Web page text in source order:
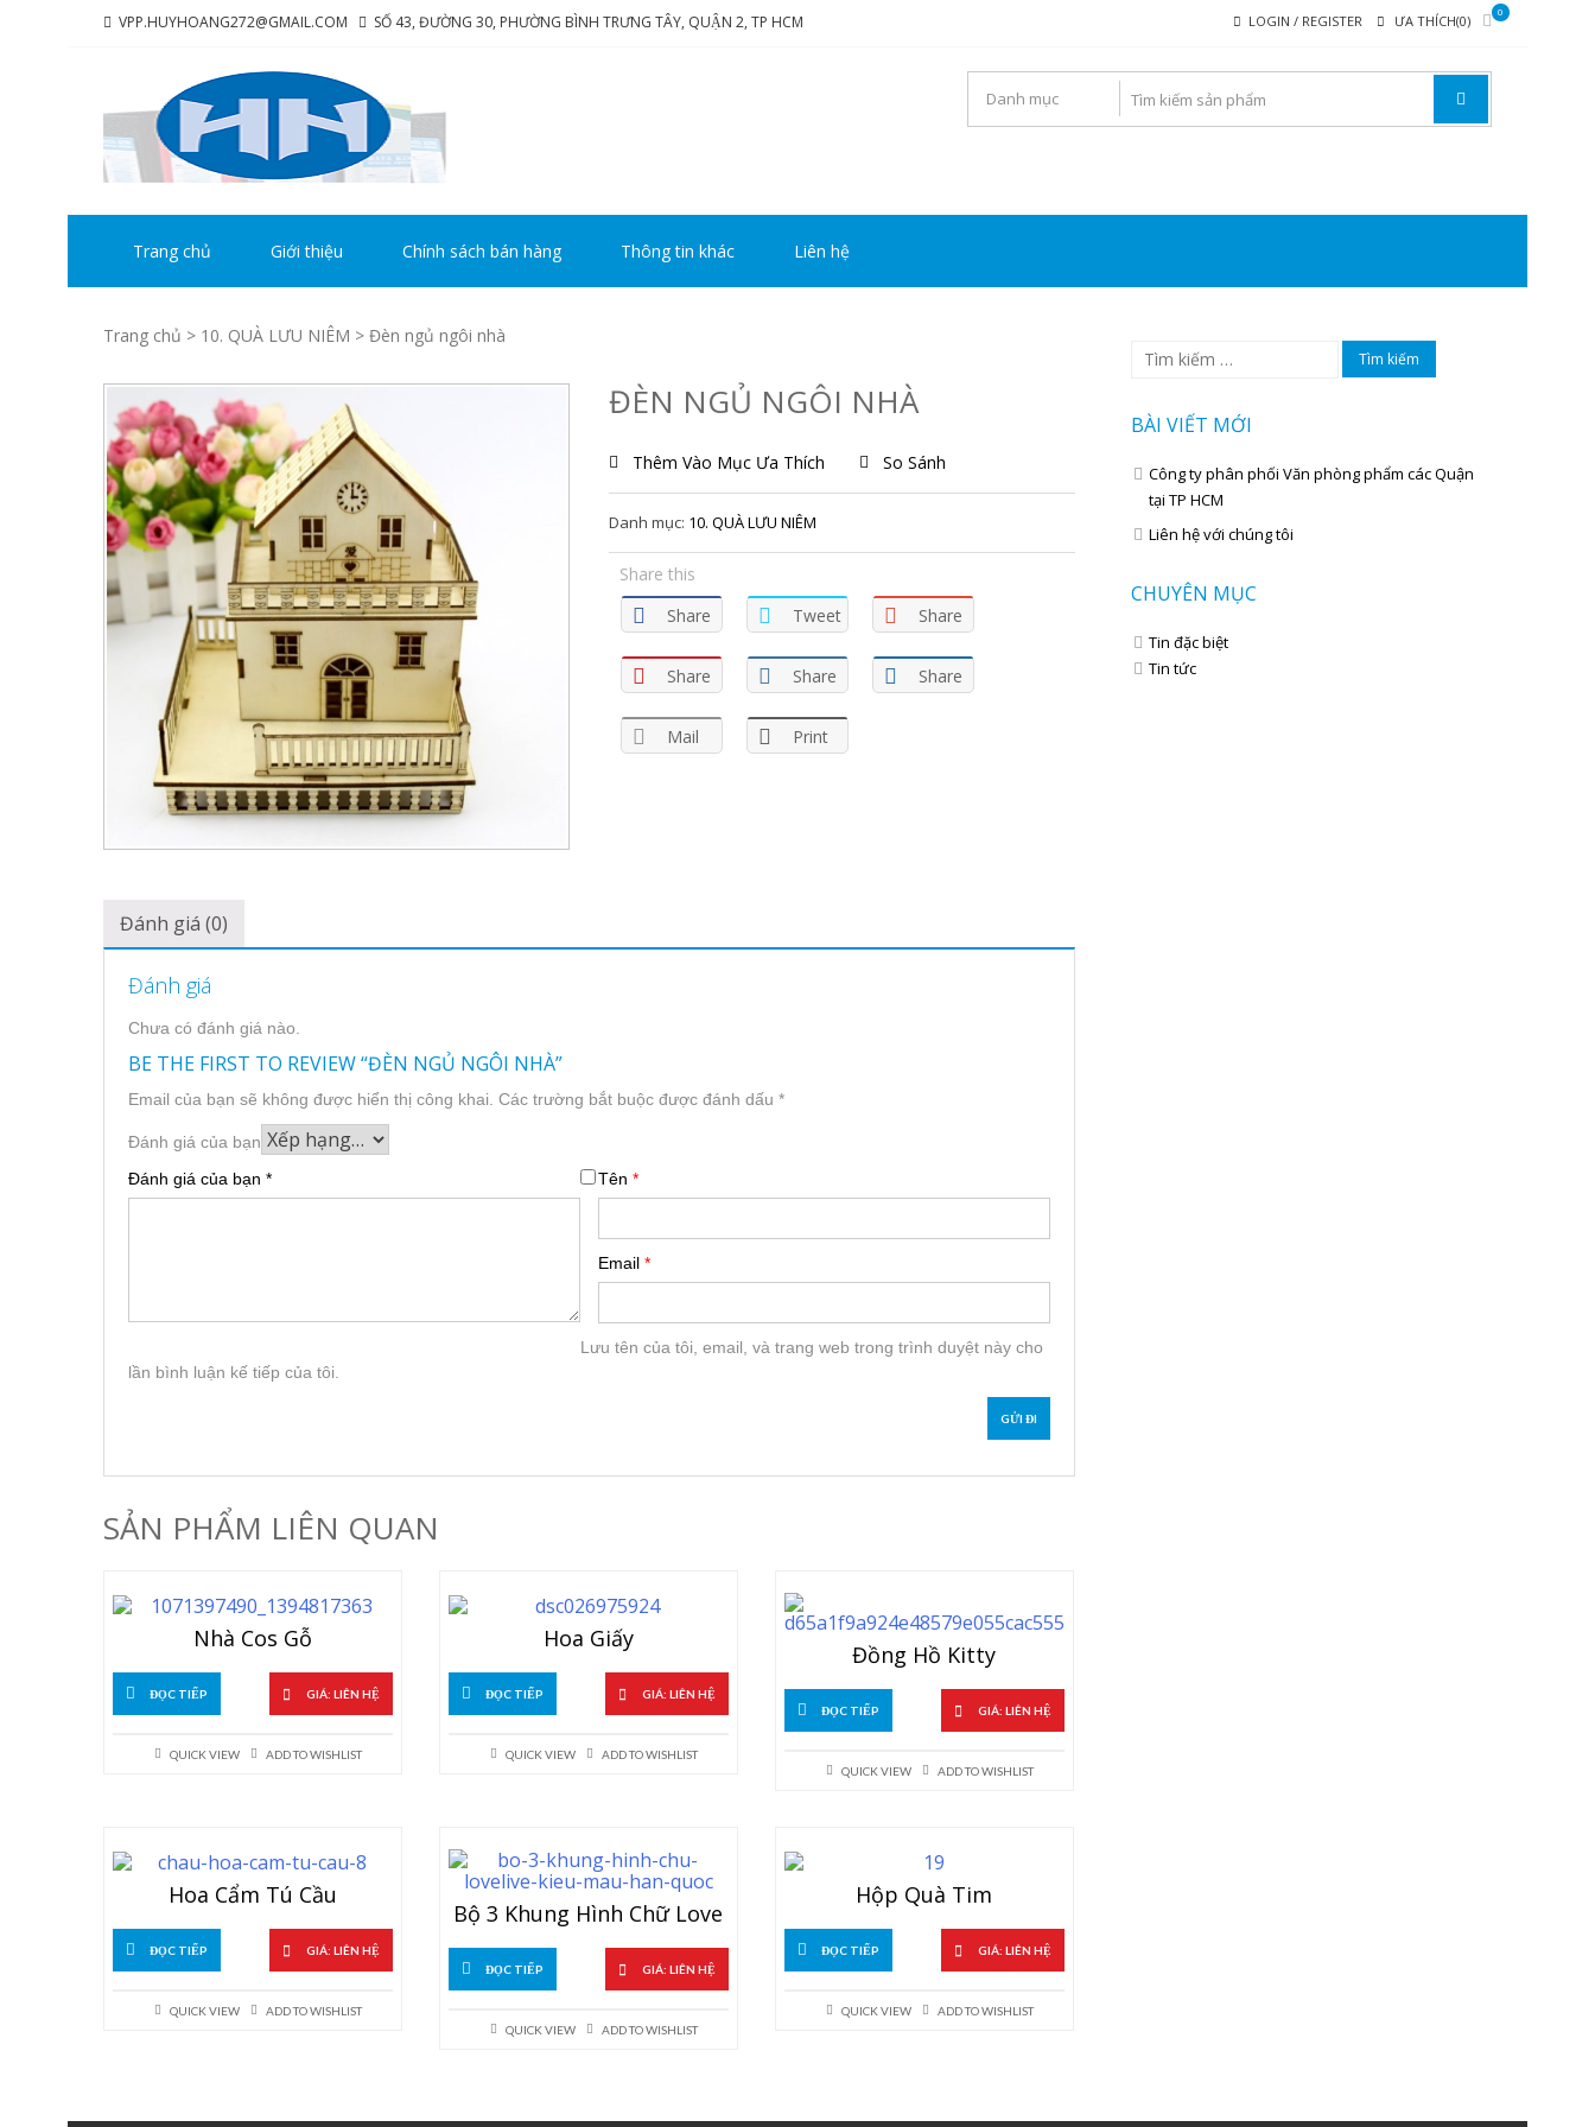
VPP.HUYHOANG272@GMAIL.COM SỐ 43, ĐƯỜNG 30, PHƯỜNG BÌNH TRƯNG TÂY, QUẬN 2, TP HCM LOGIN / REGISTER ƯA THÍCH(0)
0
Trang chủ Giới thiệu Chính sách bán hàng Thông tin khác Liên hệ
Trang chủ > 10. QUÀ LƯU NIÊM > Đèn ngủ ngôi nhà
ĐÈN NGỦ NGÔI NHÀ
Thêm Vào Mục Ưa Thích So Sánh
Danh mục: 10. QUÀ LƯU NIÊM
Share this
Share
Tweet Share
Share Share Share
Mail Print
Đánh giá (0)
Đánh giá
Chưa có đánh giá nào.
BE THE FIRST TO REVIEW “ĐÈN NGỦ NGÔI NHÀ”
Email của bạn sẽ không được hiển thị công khai. Các trường bắt buộc được đánh dấu *
Đánh giá của bạn
Đánh giá của bạn * Tên*
Email*
Lưu tên của tôi, email, và trang web trong trình duyệt này cho
lần bình luận kế tiếp của tôi.
SẢN PHẨM LIÊN QUAN
Nhà Cos Gỗ
ĐỌC TIẾP GIÁ: LIÊN HỆ
QUICK VIEW ADD TO WISHLIST
Hoa Giấy
ĐỌC TIẾP GIÁ: LIÊN HỆ
QUICK VIEW ADD TO WISHLIST
Đồng Hồ Kitty
ĐỌC TIẾP GIÁ: LIÊN HỆ
QUICK VIEW ADD TO WISHLIST
Hoa Cẩm Tú Cầu
ĐỌC TIẾP GIÁ: LIÊN HỆ
QUICK VIEW ADD TO WISHLIST
Bộ 3 Khung Hình Chữ Love
ĐỌC TIẾP GIÁ: LIÊN HỆ
QUICK VIEW ADD TO WISHLIST
Hộp Quà Tim
ĐỌC TIẾP GIÁ: LIÊN HỆ
QUICK VIEW ADD TO WISHLIST
Tìm
kiếm
BÀI VIẾT MỚI
Công ty phân phối Văn phòng phẩm các Quận
tại TP HCM
Liên hệ với chúng tôi
CHUYÊN MỤC
Tin đặc biệt
Tin tức